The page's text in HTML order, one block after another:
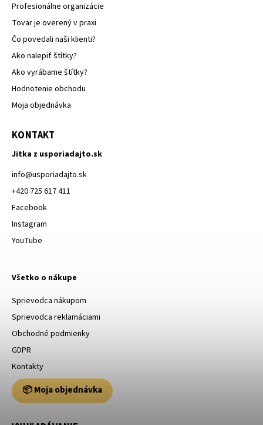
Profesionálne organizácie
Tovar je overený v praxi
Čo povedali naši klienti?
Ako nalepiť štítky?
Ako vyrábame štítky?
Hodnotenie obchodu
Moja objednávka
KONTAKT
Jitka z usporiadajto.sk
info@usporiadajto.sk
+420 725 617 411
Facebook
Instagram
YouTube
Všetko o nákupe
Sprievodca nákupom
Sprievodca reklamáciami
Obchodné podmienky
GDPR
Kontakty
📦 Moja objednávka